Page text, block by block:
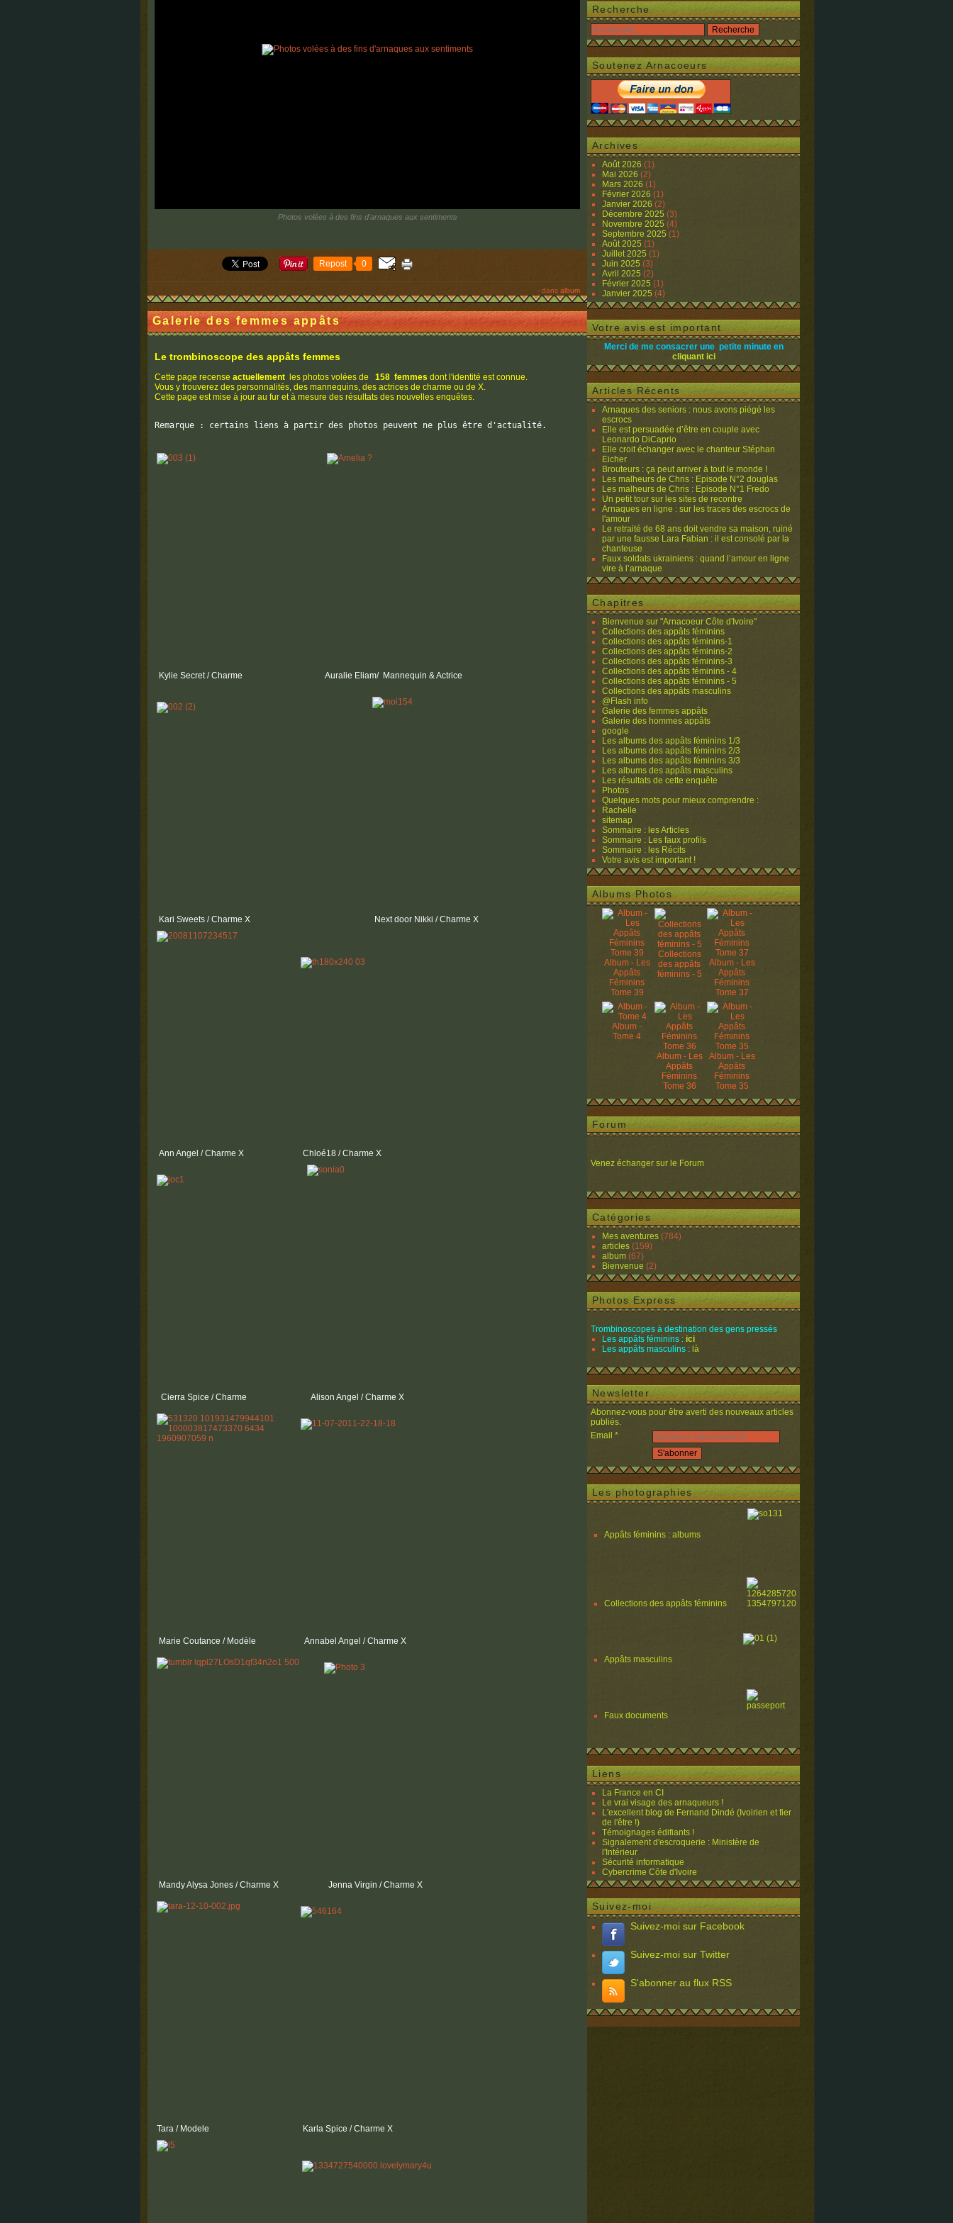
Photos volées à des fins d'arnaques aux sentiments
Repost 0
- dans album
Galerie des femmes appâts
Le trombinoscope des appâts femmes
Cette page recense actuellement les photos volées de 158 femmes dont l'identité est connue.
Vous y trouverez des personnalités, des mannequins, des actrices de charme ou de X.
Cette page est mise à jour au fur et à mesure des résultats des nouvelles enquêtes.
Remarque : certains liens à partir des photos peuvent ne plus être d'actualité.
Kylie Secret / Charme Auralie Eliam/ Mannequin & Actrice
Kari Sweets / Charme X Next door Nikki / Charme X
Ann Angel / Charme X Chloé18 / Charme X
Cierra Spice / Charme Alison Angel / Charme X
Marie Coutance / Modèle Annabel Angel / Charme X
Mandy Alysa Jones / Charme X Jenna Virgin / Charme X
Tara / Modele Karla Spice / Charme X
Recherche
Soutenez Arnacoeurs
Archives
Août 2026 (1)
Mai 2026 (2)
Mars 2026 (1)
Février 2026 (1)
Janvier 2026 (2)
Décembre 2025 (3)
Novembre 2025 (4)
Septembre 2025 (1)
Août 2025 (1)
Juillet 2025 (1)
Juin 2025 (3)
Avril 2025 (2)
Février 2025 (1)
Janvier 2025 (4)
Votre avis est important
Merci de me consacrer une petite minute en
cliquant ici
Articles Récents
Arnaques des seniors : nous avons piégé les
escrocs
Elle est persuadée d’être en couple avec
Leonardo DiCaprio
Elle croit échanger avec le chanteur Stéphan
Eicher
Brouteurs : ça peut arriver à tout le monde !
Les malheurs de Chris : Episode N°2 douglas
Les malheurs de Chris : Episode N°1 Fredo
Un petit tour sur les sites de recontre
Arnaques en ligne : sur les traces des escrocs de
l'amour
Le retraité de 68 ans doit vendre sa maison, ruiné
par une fausse Lara Fabian : il est consolé par la
chanteuse
Faux soldats ukrainiens : quand l’amour en ligne
vire à l’arnaque
Chapitres
Bienvenue sur "Arnacoeur Côte d'Ivoire"
Collections des appâts féminins
Collections des appâts féminins-1
Collections des appâts féminins-2
Collections des appâts féminins-3
Collections des appâts féminins - 4
Collections des appâts féminins - 5
Collections des appâts masculins
@Flash info
Galerie des femmes appâts
Galerie des hommes appâts
google
Les albums des appâts féminins 1/3
Les albums des appâts féminins 2/3
Les albums des appâts féminins 3/3
Les albums des appâts masculins
Les résultats de cette enquête
Photos
Quelques mots pour mieux comprendre :
Rachelle
sitemap
Sommaire : les Articles
Sommaire : Les faux profils
Sommaire : les Récits
Votre avis est important !
Albums Photos
Album - Les
Appâts
Féminins
Tome 39
Collections
des appâts
féminins - 5
Album - Les
Appâts
Féminins
Tome 37
Album -
Tome 4
Album - Les
Appâts
Féminins
Tome 36
Album - Les
Appâts
Féminins
Tome 35
Forum
Venez échanger sur le Forum
Catégories
Mes aventures (784)
articles (159)
album (67)
Bienvenue (2)
Photos Express
Trombinoscopes à destination des gens pressés
Les appâts féminins : ici
Les appâts masculins : là
Newsletter
Abonnez-vous pour être averti des nouveaux articles
publiés.
Email
Les photographies
Appâts féminins : albums
Collections des appâts féminins
Appâts masculins
Faux documents
Liens
La France en CI
Le vrai visage des arnaqueurs !
L'excellent blog de Fernand Dindé (Ivoirien et fier
de l'être !)
Témoignages édifiants !
Signalement d'escroquerie : Ministère de
l'Intérieur
Sécurité informatique
Cybercrime Côte d'Ivoire
Suivez-moi
Suivez-moi sur Facebook
Suivez-moi sur Twitter
S'abonner au flux RSS